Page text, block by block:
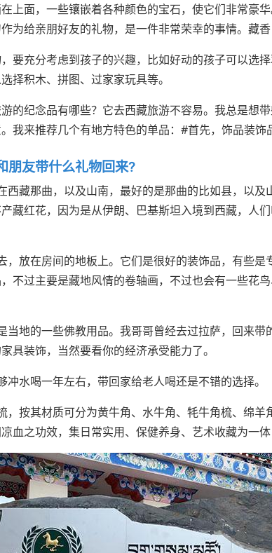
上面，一些镶嵌着各种颜色的宝石，使它们非常豪
为给亲朋好友的礼物，是一件非常荣幸的事情。藏香
要充分考虑到孩子的兴趣，比如好动的孩子可以选
择积木、拼图、过家家玩具等。
的纪念品有哪些？它去西藏旅游不容易。我总是想
我来推荐几个有地方特色的单品：#首先，饰品装饰
朋友带什么礼物回来?
西藏那曲，以及山南，最好的是那曲的比如县，以及
藏红花，因为是从伊朗、巴基斯坦入境到西藏，人
，放在房间的地板上。它们是很好的装饰品，有些
不过主要是藏地风情的卷轴画，不过也会有一些花鸟
当地的一些佛教用品。我哥哥曾经去过拉萨，回来带
具装饰，当然要看你的经济承受能力了。
水喝一年左右，带回家给老人喝还是不错的选择。
，按其材质可分为黄牛角、水牛角、牦牛角梳、绵
血之功效，集日常实用、保健养身、艺术收藏为一体